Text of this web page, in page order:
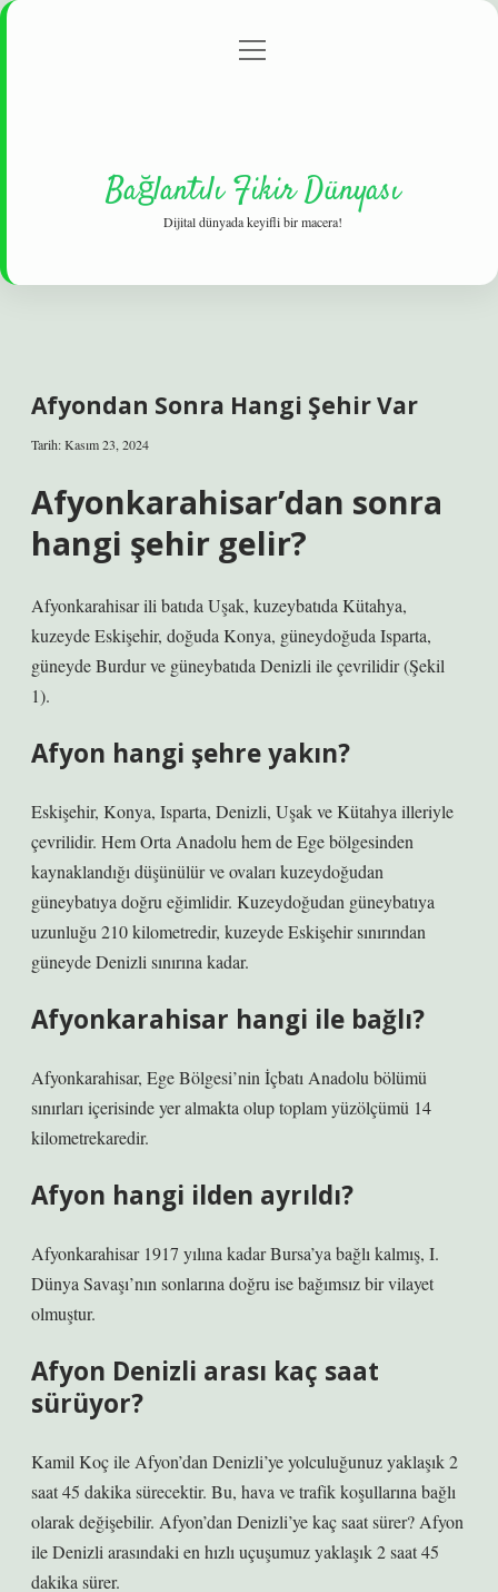
Gizlilik Politikası
menüyü
Bağlantılı Fikir Dünyası
Dijital dünyada keyifli bir macera!
Afyondan Sonra Hangi Şehir Var
Tarih: Kasım 23, 2024
Afyonkarahisar’dan sonra
hangi şehir gelir?
Afyonkarahisar ili batıda Uşak, kuzeybatıda Kütahya,
kuzeyde Eskişehir, doğuda Konya, güneydoğuda Isparta,
güneyde Burdur ve güneybatıda Denizli ile çevrilidir (Şekil
1).
Afyon hangi şehre yakın?
Eskişehir, Konya, Isparta, Denizli, Uşak ve Kütahya illeriyle
çevrilidir. Hem Orta Anadolu hem de Ege bölgesinden
kaynaklandığı düşünülür ve ovaları kuzeydoğudan
güneybatıya doğru eğimlidir. Kuzeydoğudan güneybatıya
uzunluğu 210 kilometredir, kuzeyde Eskişehir sınırından
güneyde Denizli sınırına kadar.
Afyonkarahisar hangi ile bağlı?
Afyonkarahisar, Ege Bölgesi’nin İçbatı Anadolu bölümü
sınırları içerisinde yer almakta olup toplam yüzölçümü 14
kilometrekaredir.
Afyon hangi ilden ayrıldı?
Afyonkarahisar 1917 yılına kadar Bursa’ya bağlı kalmış, I.
Dünya Savaşı’nın sonlarına doğru ise bağımsız bir vilayet
olmuştur.
Afyon Denizli arası kaç saat
sürüyor?
Kamil Koç ile Afyon’dan Denizli’ye yolculuğunuz yaklaşık 2
saat 45 dakika sürecektir. Bu, hava ve trafik koşullarına bağlı
olarak değişebilir. Afyon’dan Denizli’ye kaç saat sürer? Afyon
ile Denizli arasındaki en hızlı uçuşumuz yaklaşık 2 saat 45
dakika sürer.